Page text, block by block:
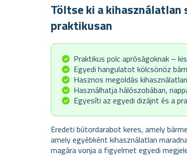
Töltse ki a
praktikusan
Praktikus polc apróságoknak –
Egyedi hangulatot kölcsönöz
Hasznos megoldás
Használhatja hálószobában,
Egyesíti az egyedi dizájnt és a
Eredeti bútordarabot keres, amely
amely egyébként kihasználatlan
magára vonja a figyelmet egyedi